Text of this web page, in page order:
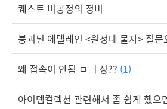
퀘스트 비공정의 정비
붕괴된 에텔레인 <원정대 물자> 질문
왜 접속이 안됨 ㅁ ㅓ징?? (1)
아이템컬렉션 관련해서 좀 쉽게 했으